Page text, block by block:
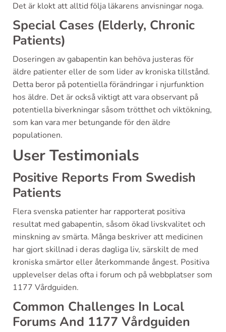
Det är klokt att alltid följa läkarens anvisningar noga.
Special Cases (Elderly, Chronic
Patients)
Doseringen av gabapentin kan behöva justeras för
äldre patienter eller de som lider av kroniska tillstånd.
Detta beror på potentiella förändringar i njurfunktion
hos äldre. Det är också viktigt att vara observant på
potentiella biverkningar såsom trötthet och viktökning,
som kan vara mer betungande för den äldre
populationen.
User Testimonials
Positive Reports From Swedish
Patients
Flera svenska patienter har rapporterat positiva
resultat med gabapentin, såsom ökad livskvalitet och
minskning av smärta. Många beskriver att medicinen
har gjort skillnad i deras dagliga liv, särskilt de med
kroniska smärtor eller återkommande ångest. Positiva
upplevelser delas ofta i forum och på webbplatser som
1177 Vårdguiden.
Common Challenges In Local
Forums And 1177 Vårdguiden